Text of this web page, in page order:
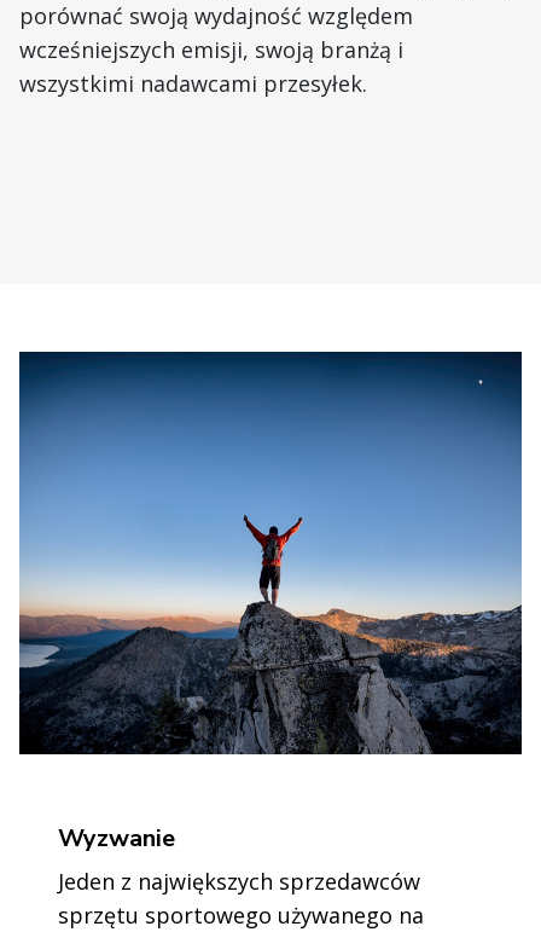
porównać swoją wydajność względem
wcześniejszych emisji, swoją branżą i
wszystkimi nadawcami przesyłek.
Wyzwanie
Jeden z największych sprzedawców
sprzętu sportowego używanego na